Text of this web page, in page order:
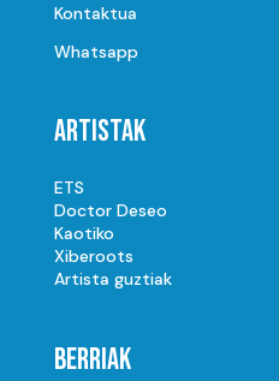
Kontaktua
Whatsapp
Artistak
ETS
Doctor Deseo
Kaotiko
Xiberoots
Artista guztiak
Berriak